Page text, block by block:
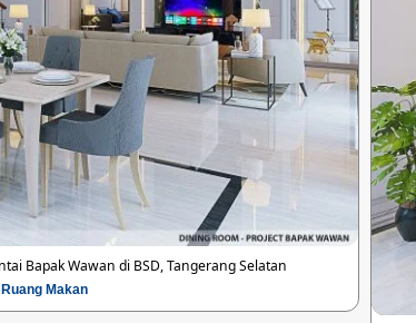
Bapak Wawan di BSD, Tangerang Selatan
Ruang Makan